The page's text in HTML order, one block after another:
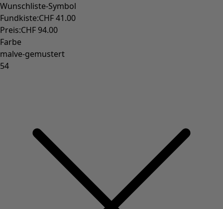
Wunschliste-Symbol
Fundkiste:CHF 41.00
Preis:CHF 94.00
Farbe
malve-gemustert
54